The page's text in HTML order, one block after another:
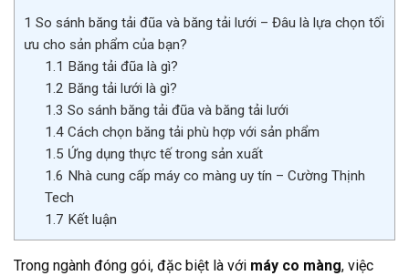
1 So sánh băng tải đũa và băng tải lưới – Đâu là lựa chọn tối
ưu cho sản phẩm của bạn?
1.1 Băng tải đũa là gì?
1.2 Băng tải lưới là gì?
1.3 So sánh băng tải đũa và băng tải lưới
1.4Cách chọn băng tải phù hợp với sản phẩm
1.5 Ứng dụng thực tế trong sản xuất
1.6 Nhà cung cấp máy co màng uy tín – Cường Thịnh
Tech
1.7 Kết luận
Trong ngành đóng gói, đặc biệt là với máy co màng, việc